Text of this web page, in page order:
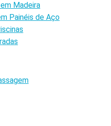
Madeira
Painéis de Aço